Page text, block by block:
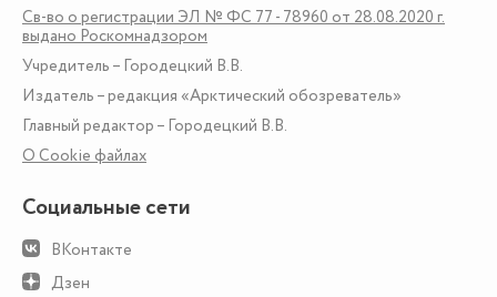
Св-во о регистрации ЭЛ № ФС 77 - 78960 от 28.08.2020 г.
выдано Роскомнадзором
Учредитель – Городецкий В.В.
Издатель – редакция «Арктический обозреватель»
Главный редактор – Городецкий В.В.
О Сookie файлах
Социальные сети
ВКонтакте
Дзен